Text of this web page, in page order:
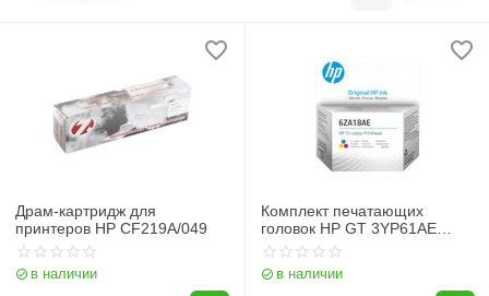
Драм-картридж для
принтеров HP CF219A/049
в наличии
Комплект печатающих
головок HP GT 3YP61AE
(черная и трехцветная)
в наличии